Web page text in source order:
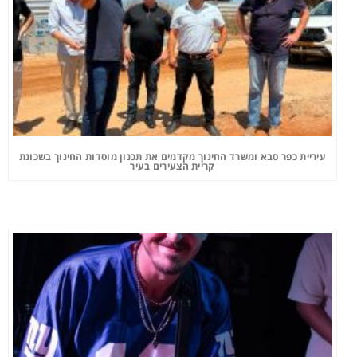
עיריית כפר סבא ומשרד החינוך מקדמים את תכנון מוסדות החינוך בשכונת
קריית הצעירים בעיר